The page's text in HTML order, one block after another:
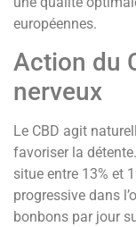
européennes.
Action du
nerveux
Le CBD agit
favoriser la
situe entre 13% et
progressive dans
bonbons par jour